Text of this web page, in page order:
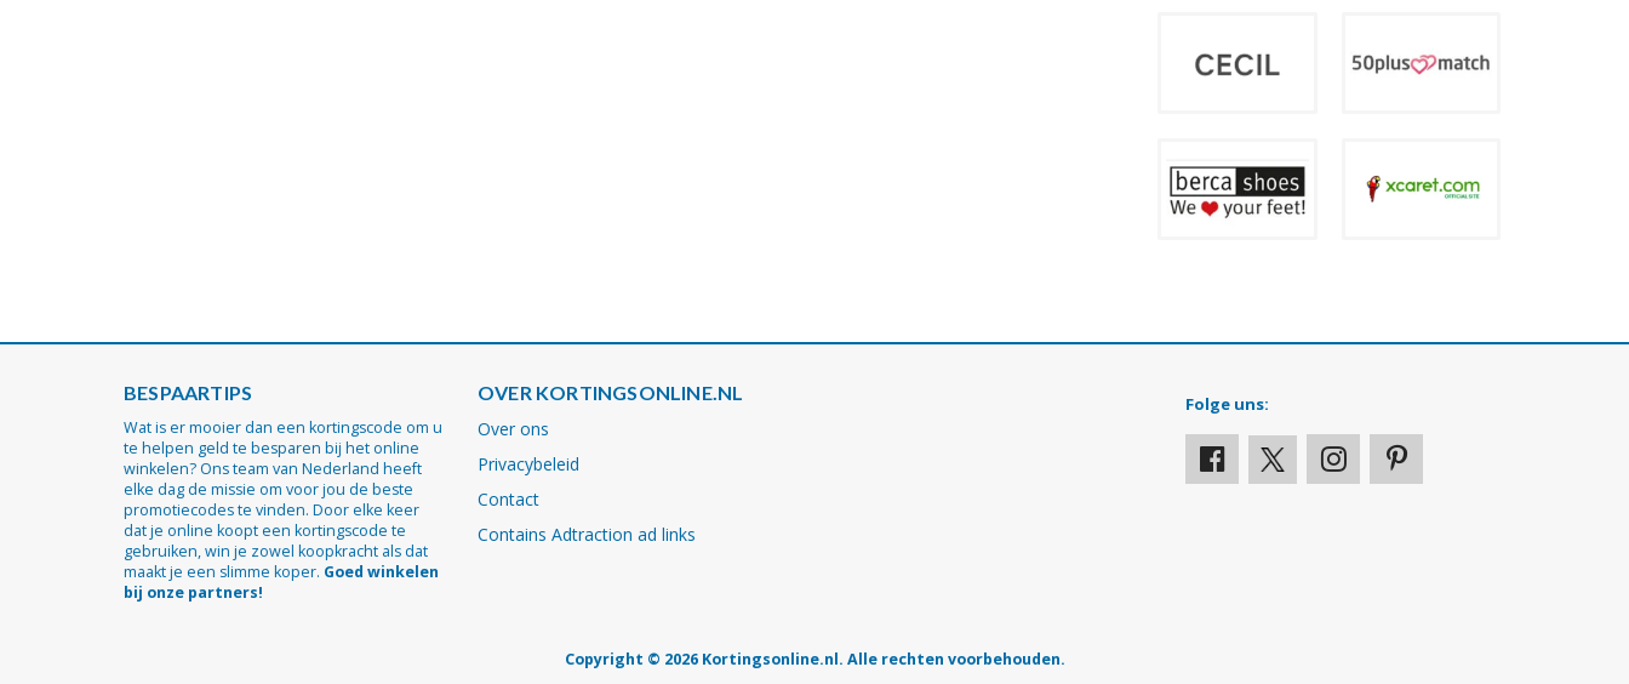
BESPAARTIPS
Wat is er mooier dan een kortingscode om u
te helpen geld te besparen bij het online
winkelen? Ons team van Nederland heeft
elke dag de missie om voor jou de beste
promotiecodes te vinden. Door elke keer
dat je online koopt een kortingscode te
gebruiken, win je zowel koopkracht als dat
maakt je een slimme koper. Goed winkelen
bij onze partners!
OVER KORTINGSONLINE.NL
Over ons
Privacybeleid
Contact
Contains Adtraction ad links
Folge uns:
Copyright © 2026 Kortingsonline.nl. Alle rechten voorbehouden.